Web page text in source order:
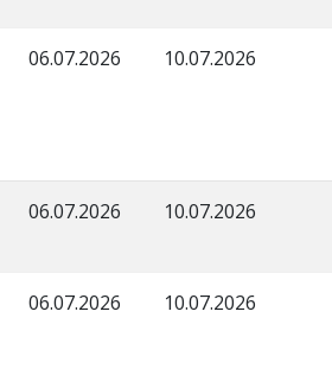
06.07.2026 10.07.2026
06.07.2026 10.07.2026
06.07.2026 10.07.2026